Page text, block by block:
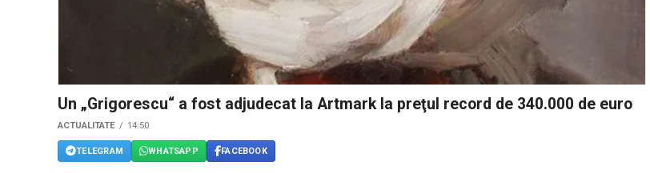
Un „Grigorescu“ a fost adjudecat la Artmark la preţul record de 340.000 de euro
ACTUALITATE 14:50
TELEGRAM WHATSAPP FACEBOOK